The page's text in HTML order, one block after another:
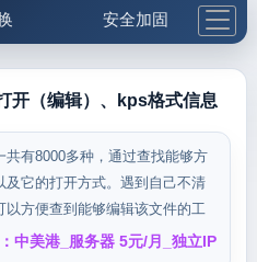
安全加固
更多工具
大红包
开（编辑）、kps格式信息
有8000多种，通过查找能够方
它的打开方式。遇到自己不清
方便查到能够编辑该文件的工
中美港_服务器 5元/月_独立IP